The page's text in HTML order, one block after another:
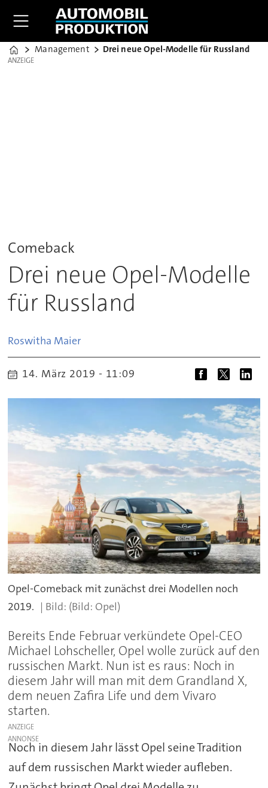
Home
Management Drei neue Opel-Modelle für Russland
ANZEIGE
ANZEIGE
Comeback
Drei neue Opel-Modelle
für Russland
Roswitha Maier
14. März 2019 - 11:09
Opel-Comeback mit zunächst drei Modellen noch
2019.
(Bild: Opel)
Bereits Ende Februar verkündete Opel-CEO
Michael Lohscheller, Opel wolle zurück auf den
russischen Markt. Nun ist es raus: Noch in
diesem Jahr will man mit dem Grandland X,
dem neuen Zafira Life und dem Vivaro
starten.
ANZEIGE
Noch in diesem Jahr lässt Opel seine Tradition
auf dem russischen Markt wieder aufleben.